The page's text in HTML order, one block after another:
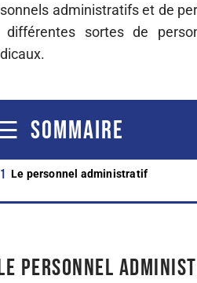
administratifs et de
différentes sortes de
SOMMAIRE
Le personnel administratif
personnel